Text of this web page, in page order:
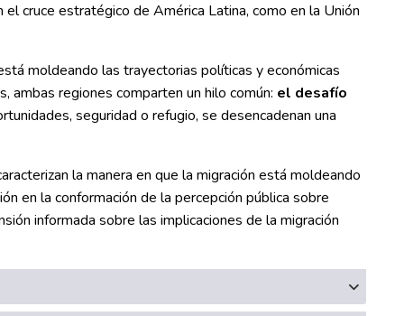
cruce estratégico de América Latina, como en la Unión
moldeando las trayectorias políticas y económicas
regiones comparten un hilo común: el desafío
seguridad o refugio, se desencadenan una
la manera en que la migración está moldeando
en la conformación de la percepción pública sobre
informada sobre las implicaciones de la migración